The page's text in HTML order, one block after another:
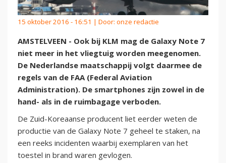
15 oktober 2016 - 16:51 | Door: onze redactie
AMSTELVEEN - Ook bij KLM mag de Galaxy Note 7
niet meer in het vliegtuig worden meegenomen.
De Nederlandse maatschappij volgt daarmee de
regels van de FAA (Federal Aviation
Administration). De smartphones zijn zowel in de
hand- als in de ruimbagage verboden.
De Zuid-Koreaanse producent liet eerder weten de
productie van de Galaxy Note 7 geheel te staken, na
een reeks incidenten waarbij exemplaren van het
toestel in brand waren gevlogen.